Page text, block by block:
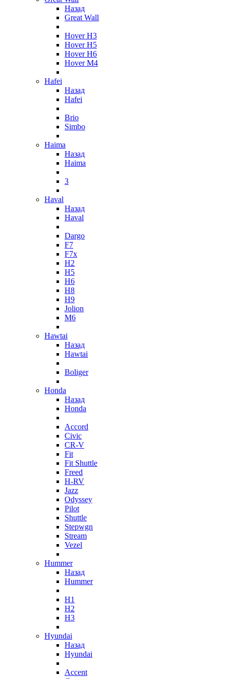
Назад
Great Wall
Hover H3
Hover H5
Hover H6
Hover M4
Hafei
Назад
Hafei
Brio
Simbo
Haima
Назад
Haima
3
Haval
Назад
Haval
Dargo
F7
F7x
H2
H5
H6
H8
H9
Jolion
M6
Hawtai
Назад
Hawtai
Boliger
Honda
Назад
Honda
Accord
Civic
CR-V
Fit
Fit Shuttle
Freed
H-RV
Jazz
Odyssey
Pilot
Shuttle
Stepwgn
Stream
Vezel
Hummer
Назад
Hummer
H1
H2
H3
Hyundai
Назад
Hyundai
Accent